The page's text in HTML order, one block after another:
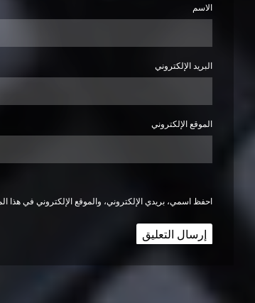
الاسم
البريد الإلكتروني
الموقع الإلكتروني
احفظ اسمي، بريدي الإلكتروني، والموقع الإلكتروني في هذا